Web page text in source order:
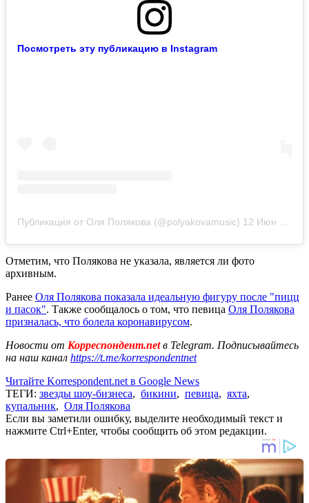
Посмотреть эту публикацию в Instagram
Публикация от Оля Полякова (@polyakovamusic) 12 Июн 2020 в 6:58 PDT
Отметим, что Полякова не указала, является ли фото
архивным.
Ранее Оля Полякова показала идеальную фигуру после "пицц
и пасок". Также сообщалось о том, что певица Оля Полякова
призналась, что болела коронавирусом.
Новости от Корреспондент.netв Telegram. Подписывайтесь
на наш канал https://t.me/korrespondentnet
Читайте Korrespondent.net в Google News
ТЕГИ: звезды шоу-бизнеса, бикини, певица, яхта,
купальник, Оля Полякова
Если вы заметили ошибку, выделите необходимый текст и
нажмите Ctrl+Enter, чтобы сообщить об этом редакции.